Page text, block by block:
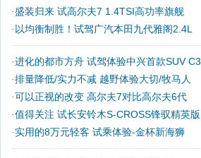
·盛装归来 试高尔夫7 1.4TSI高功率旗舰
· 以均衡制胜！试驾广汽本田九代雅阁2.4L
·进化的都市方舟 试驾体验中兴首款SUV C3
·排量降低/实力不减 越野体验大切/牧马人
·可以正视的改变 高尔夫7对比高尔夫6代
·值得关注 试长安铃木S-CROSS锋驭精英版
·实用的8万元轻客 试乘体验-金杯新海狮